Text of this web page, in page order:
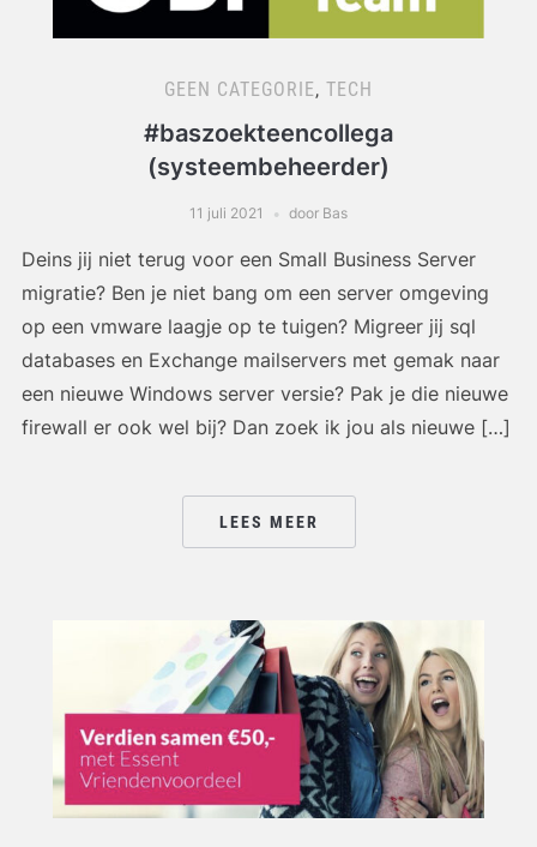
GEEN CATEGORIE, TECH
#baszoekteencollega
(systeembeheerder)
11 juli 2021 door Bas
Deins jij niet terug voor een Small Business Server
migratie? Ben je niet bang om een server omgeving
op een vmware laagje op te tuigen? Migreer jij sql
databases en Exchange mailservers met gemak naar
een nieuwe Windows server versie? Pak je die nieuwe
firewall er ook wel bij? Dan zoek ik jou als nieuwe […]
LEES MEER